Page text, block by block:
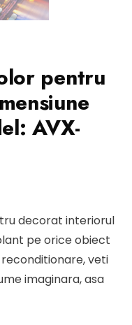
pentru
AVX-
decorat interiorul
pe orice obiect
veti
imaginara, asa